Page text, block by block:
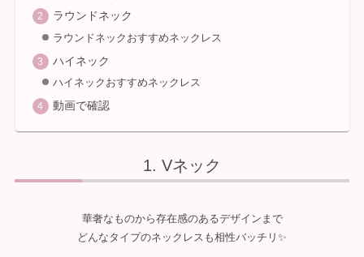
ラウンドネック
ラウンドネックおすすめネックレス
ハイネック
ハイネックおすすめネックレス
動画で確認
Vネック
華奢なものから存在感のあるデザインまで
どんなタイプのネックレスも相性バッチリ✨